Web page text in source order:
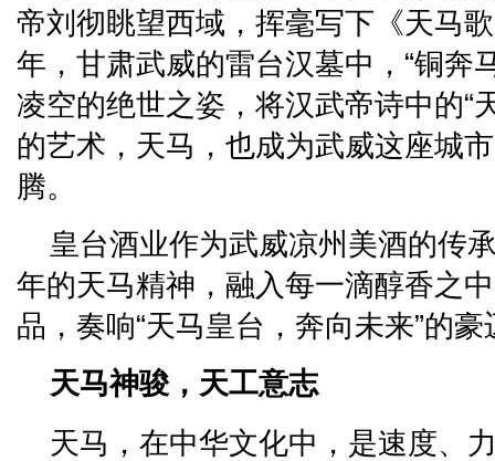
帝刘彻眺望西域，挥毫写下《天马
年，甘肃武威的雷台汉墓中，“铜奔
凌空的绝世之姿，将汉武帝诗中的“
的艺术，天马，也成为武威这座城
腾。
皇台酒业作为武威凉州美酒的传
年的天马精神，融入每一滴醇香之
品，奏响“天马皇台，奔向未来”的
天马神骏，天工意志
天马，在中华文化中，是速度、